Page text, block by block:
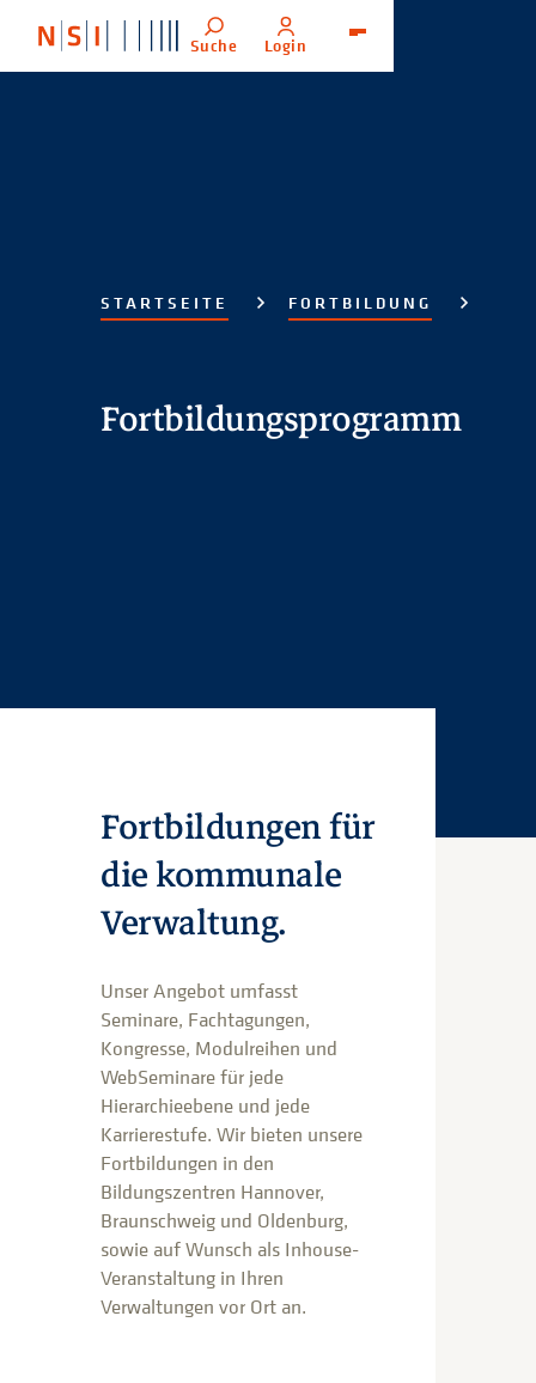
Suche Login
STARTSEITE FORTBILDUNG
Fortbildungsprogramm
Fortbildungen für
die kommunale
Verwaltung.
Unser Angebot umfasst
Seminare, Fachtagungen,
Kongresse, Modulreihen und
WebSeminare für jede
Hierarchieebene und jede
Karrierestufe. Wir bieten unsere
Fortbildungen in den
Bildungszentren Hannover,
Braunschweig und Oldenburg,
sowie auf Wunsch als Inhouse-
Veranstaltung in Ihren
Verwaltungen vor Ort an.